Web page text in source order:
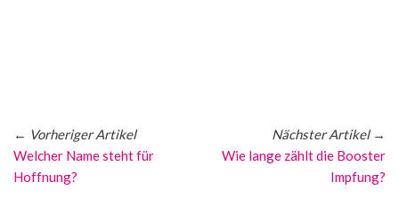
← Vorheriger Artikel
Welcher Name steht für
Hoffnung?
Nächster Artikel→
Wie lange zählt die Booster
Impfung?